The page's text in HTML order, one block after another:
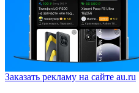
Заказать рекламу на сайте au.ru